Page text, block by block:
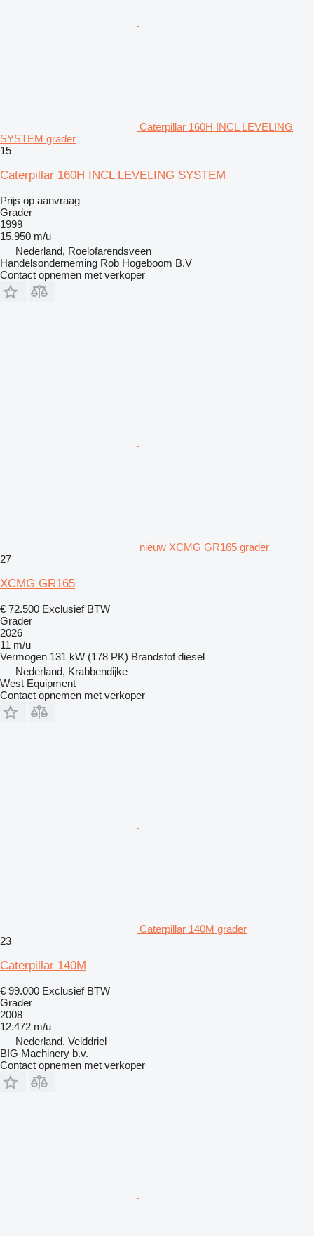
Caterpillar 160H INCL LEVELING
SYSTEM grader
15
Caterpillar 160H INCL LEVELING SYSTEM
Prijs op aanvraag
Grader
1999
15.950 m/u
Nederland, Roelofarendsveen
Handelsonderneming Rob Hogeboom B.V
Contact opnemen met verkoper
nieuw XCMG GR165 grader
27
XCMG GR165
€ 72.500 Exclusief BTW
Grader
2026
11 m/u
Vermogen 131 kW (178 PK) Brandstof diesel
Nederland, Krabbendijke
West Equipment
Contact opnemen met verkoper
Caterpillar 140M grader
23
Caterpillar 140M
€ 99.000 Exclusief BTW
Grader
2008
12.472 m/u
Nederland, Velddriel
BIG Machinery b.v.
Contact opnemen met verkoper